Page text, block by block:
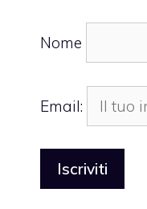
Nome
Email: